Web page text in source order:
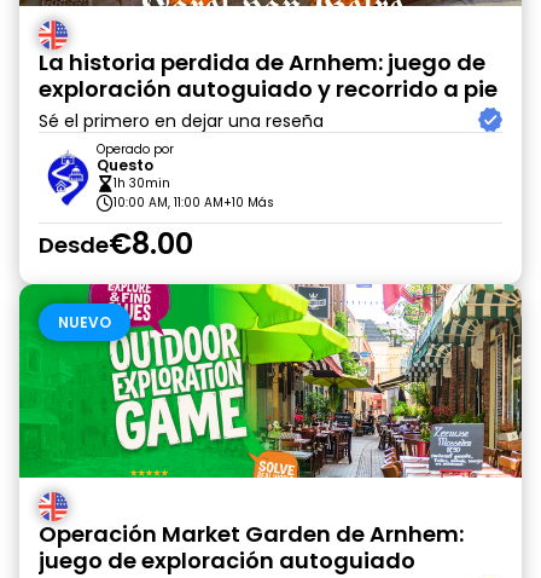
La historia perdida de Arnhem: juego de
exploración autoguiado y recorrido a pie
Sé el primero en dejar una reseña
Operado por
Questo
1h 30min
10:00 AM, 11:00 AM+10 Más
Desde€8.00
NUEVO
Operación Market Garden de Arnhem:
juego de exploración autoguiado